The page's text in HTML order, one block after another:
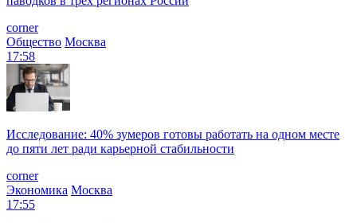
corner
Общество Москва
17:58
Исследование: 40% зумеров готовы работать на одном месте
до пяти лет ради карьерной стабильности
corner
Экономика Москва
17:55